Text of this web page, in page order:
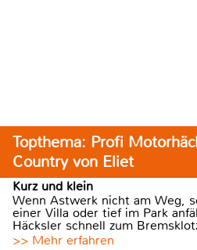
Topthema: Profi
Country von Eliet
Kurz und klein
Wenn Astwerk nicht am Weg,
einer Villa oder tief im Park
Häcksler schnell zum
>> Mehr erfahren